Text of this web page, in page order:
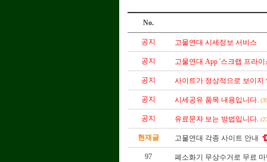
No.
공지 고물연대 시세정보 서비스
공지 고물연대 App '스크랩 프라
공지 사이트가 정상적으로 보이지
공지 시세공유 품목 내용입니다.
공지 유료문자 보는 방법입니다.
현재글 고물연대 각종 사이트 안내
97 폐소화기 무상수거로 무료